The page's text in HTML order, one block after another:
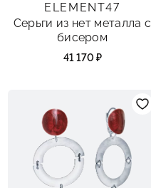
ELEMENT47
Серьги из нет металла с
бисером
41 170 ₽